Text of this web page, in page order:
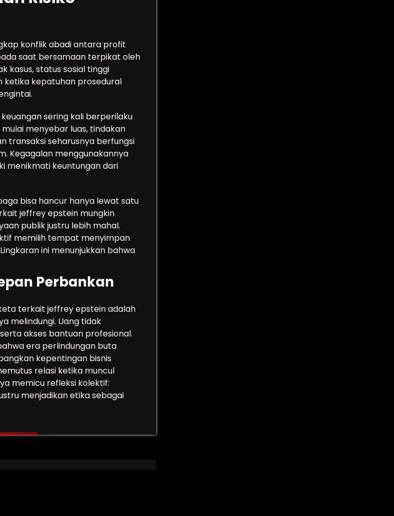
konflik abadi antara profit
saat bersamaan terpikat oleh
kasus, status sosial tinggi
ketika kepatuhan prosedural
sering kali berperilaku
menyebar luas, tindakan
transaksi seharusnya berfungsi
Kegagalan menggunakannya
menikmati keuntungan dari
bisa hancur hanya lewat satu
jeffrey epstein mungkin
publik justru lebih mahal.
memilih tempat menyimpan
ini menunjukkan bahwa
Perbankan
terkait jeffrey epstein adalah
melindungi. Uang tidak
akses bantuan profesional.
era perlindungan buta
kepentingan bisnis
relasi ketika muncul
memicu refleksi kolektif:
menjadikan etika sebagai